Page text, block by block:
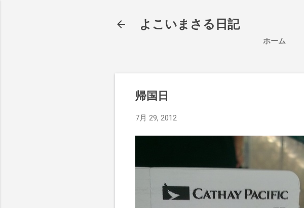
よこいまさる日記
ホーム
帰国日
7月 29, 2012